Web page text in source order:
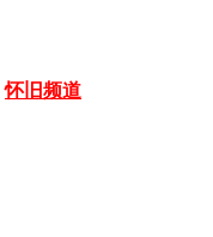
怀旧频道